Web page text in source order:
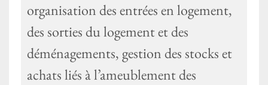
organisation des entrées en logement,
des sorties du logement et des
déménagements, gestion des stocks et
achats liés à l’ameublement des